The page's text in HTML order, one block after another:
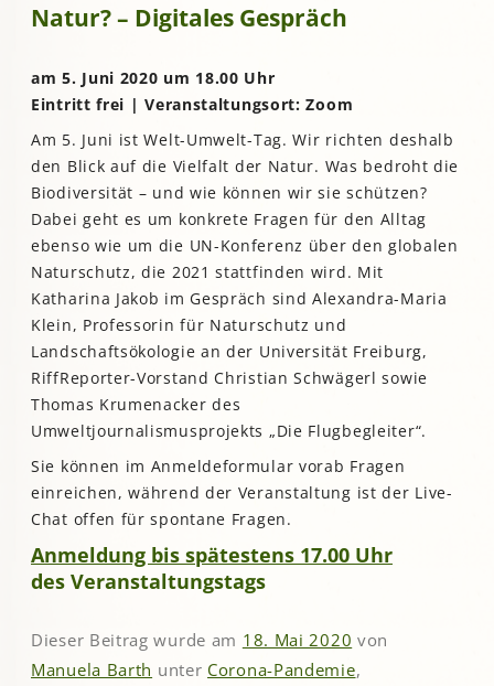
Natur? – Digitales Gespräch
am 5. Juni 2020 um 18.00 Uhr
Eintritt frei | Veranstaltungsort: Zoom
Am 5. Juni ist Welt-Umwelt-Tag. Wir richten deshalb
den Blick auf die Vielfalt der Natur. Was bedroht die
Biodiversität – und wie können wir sie schützen?
Dabei geht es um konkrete Fragen für den Alltag
ebenso wie um die UN-Konferenz über den globalen
Naturschutz, die 2021 stattfinden wird. Mit
Katharina Jakob im Gespräch sind Alexandra-Maria
Klein, Professorin für Naturschutz und
Landschaftsökologie an der Universität Freiburg,
RiffReporter-Vorstand Christian Schwägerl sowie
Thomas Krumenacker des
Umweltjournalismusprojekts „Die Flugbegleiter“.
Sie können im Anmeldeformular vorab Fragen
einreichen, während der Veranstaltung ist der Live-
Chat offen für spontane Fragen.
Anmeldung bis spätestens 17.00 Uhr
des Veranstaltungstags
Dieser Beitrag wurde am 18. Mai 2020 von
Manuela Barth unter Corona-Pandemie,